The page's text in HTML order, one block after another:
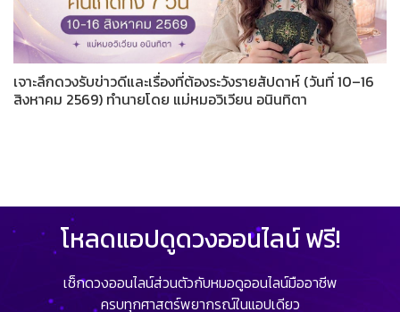
เจาะลึกดวงรับข่าวดีและเรื่องที่ต้องระวังรายสัปดาห์ (วันที่ 10–16
สิงหาคม 2569) ทำนายโดย แม่หมอวิเวียน อนินทิตา
โหลดแอปดูดวงออนไลน์ ฟรี!
เช็กดวงออนไลน์ส่วนตัวกับหมอดูออนไลน์มืออาชีพ
ครบทุกศาสตร์พยากรณ์ในแอปเดียว